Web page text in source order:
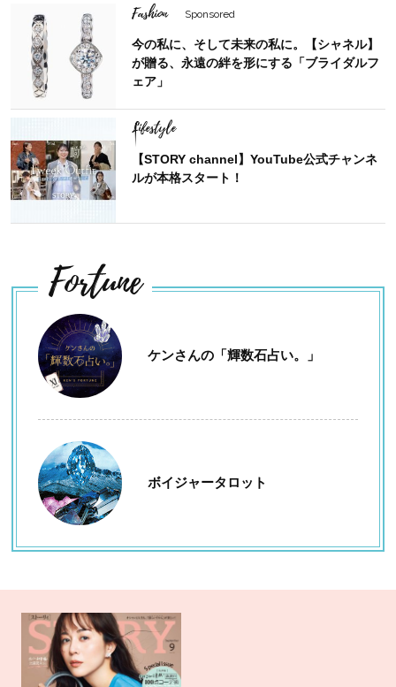
Fashion Sponsored
今の私に、そして未来の私に。【シャネル】
が贈る、永遠の絆を形にする「ブライダルフ
ェア」
Lifestyle
【STORY channel】YouTube公式チャンネ
ルが本格スタート！
Fortune
ケンさんの「輝数石占い。」
ボイジャータロット